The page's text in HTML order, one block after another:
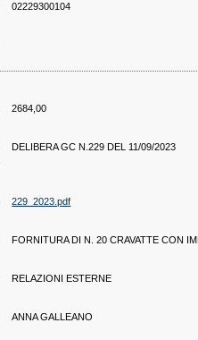
02229300104
2684,00
DELIBERA GC N.229 DEL 11/09/2023
229_2023.pdf
FORNITURA DI N. 20 CRAVATTE CON
RELAZIONI ESTERNE
ANNA GALLEANO